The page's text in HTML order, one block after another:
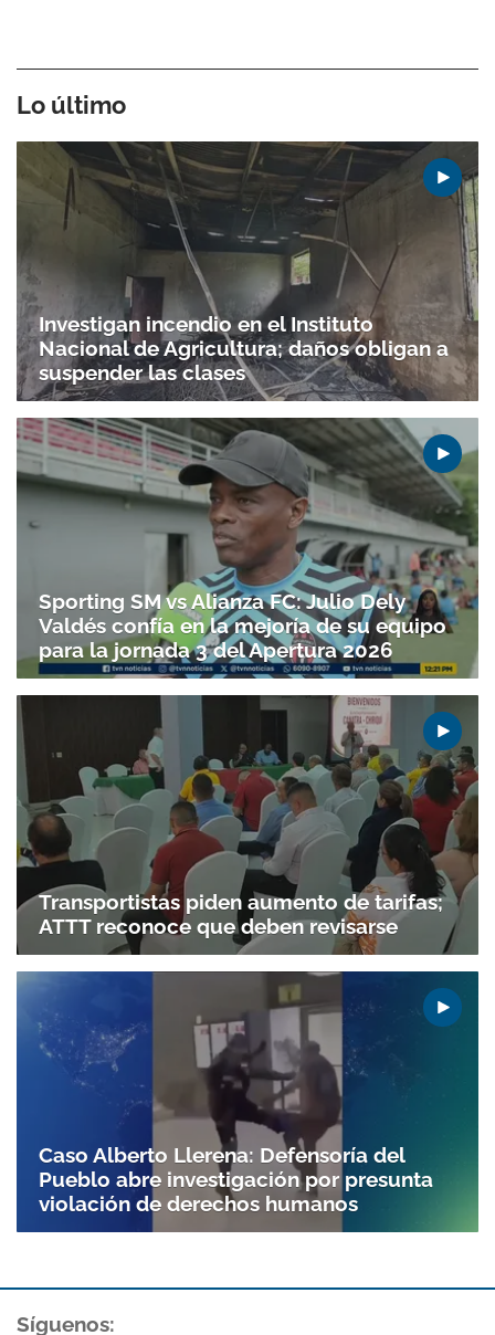
Lo último
Investigan incendio en el Instituto
Nacional de Agricultura; daños obligan a
suspender las clases
Sporting SM vs Alianza FC: Julio Dely
Valdés confía en la mejoría de su equipo
para la jornada 3 del Apertura 2026
Transportistas piden aumento de tarifas;
ATTT reconoce que deben revisarse
Caso Alberto Llerena: Defensoría del
Pueblo abre investigación por presunta
violación de derechos humanos
Síguenos: